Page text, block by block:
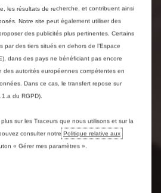
les résultats de recherche, et contribuent ainsi
Notre site peut également utiliser des
des publicités plus pertinentes. Certains
par des tiers situés en dehors de l’Espace
dans des pays ne bénéficiant pas encore
des autorités européennes compétentes en
Dans ce cas, le transfert repose sur
du RGPD).
sur les Traceurs que nous utilisons et sur la
consulter notre Politique relative aux
« Gérer mes paramètres ».